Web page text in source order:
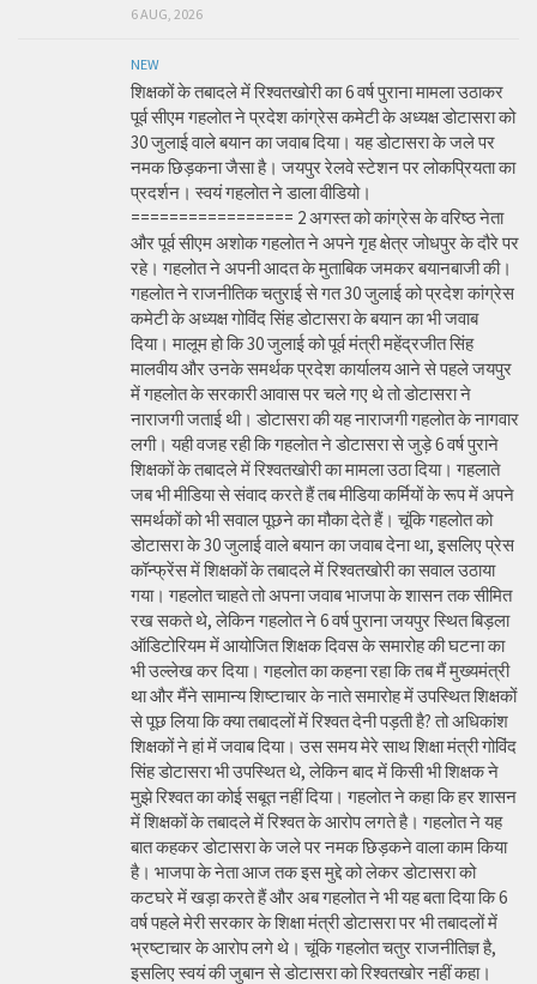
6 AUG, 2026
NEW
शिक्षकों के तबादले में रिश्वतखोरी का 6 वर्ष पुराना मामला उठाकर
पूर्व सीएम गहलोत ने प्रदेश कांग्रेस कमेटी के अध्यक्ष डोटासरा को
30 जुलाई वाले बयान का जवाब दिया। यह डोटासरा के जले पर
नमक छिड़कना जैसा है। जयपुर रेलवे स्टेशन पर लोकप्रियता का
प्रदर्शन। स्वयं गहलोत ने डाला वीडियो।
================= 2 अगस्त को कांग्रेस के वरिष्ठ नेता
और पूर्व सीएम अशोक गहलोत ने अपने गृह क्षेत्र जोधपुर के दौरे पर
रहे। गहलोत ने अपनी आदत के मुताबिक जमकर बयानबाजी की।
गहलोत ने राजनीतिक चतुराई से गत 30 जुलाई को प्रदेश कांग्रेस
कमेटी के अध्यक्ष गोविंद सिंह डोटासरा के बयान का भी जवाब
दिया। मालूम हो कि 30 जुलाई को पूर्व मंत्री महेंद्रजीत सिंह
मालवीय और उनके समर्थक प्रदेश कार्यालय आने से पहले जयपुर
में गहलोत के सरकारी आवास पर चले गए थे तो डोटासरा ने
नाराजगी जताई थी। डोटासरा की यह नाराजगी गहलोत के नागवार
लगी। यही वजह रही कि गहलोत ने डोटासरा से जुड़े 6 वर्ष पुराने
शिक्षकों के तबादले में रिश्वतखोरी का मामला उठा दिया। गहलाते
जब भी मीडिया से संवाद करते हैं तब मीडिया कर्मियों के रूप में अपने
समर्थकों को भी सवाल पूछने का मौका देते हैं। चूंकि गहलोत को
डोटासरा के 30 जुलाई वाले बयान का जवाब देना था, इसलिए प्रेस
कॉन्फ्रेंस में शिक्षकों के तबादले में रिश्वतखोरी का सवाल उठाया
गया। गहलोत चाहते तो अपना जवाब भाजपा के शासन तक सीमित
रख सकते थे, लेकिन गहलोत ने 6 वर्ष पुराना जयपुर स्थित बिड़ला
ऑडिटोरियम में आयोजित शिक्षक दिवस के समारोह की घटना का
भी उल्लेख कर दिया। गहलोत का कहना रहा कि तब मैं मुख्यमंत्री
था और मैंने सामान्य शिष्टाचार के नाते समारोह में उपस्थित शिक्षकों
से पूछ लिया कि क्या तबादलों में रिश्वत देनी पड़ती है? तो अधिकांश
शिक्षकों ने हां में जवाब दिया। उस समय मेरे साथ शिक्षा मंत्री गोविंद
सिंह डोटासरा भी उपस्थित थे, लेकिन बाद में किसी भी शिक्षक ने
मुझे रिश्वत का कोई सबूत नहीं दिया। गहलोत ने कहा कि हर शासन
में शिक्षकों के तबादले में रिश्वत के आरोप लगते है। गहलोत ने यह
बात कहकर डोटासरा के जले पर नमक छिड़कने वाला काम किया
है। भाजपा के नेता आज तक इस मुद्दे को लेकर डोटासरा को
कटघरे में खड़ा करते हैं और अब गहलोत ने भी यह बता दिया कि 6
वर्ष पहले मेरी सरकार के शिक्षा मंत्री डोटासरा पर भी तबादलों में
भ्रष्टाचार के आरोप लगे थे। चूंकि गहलोत चतुर राजनीतिज्ञ है,
इसलिए स्वयं की जुबान से डोटासरा को रिश्वतखोर नहीं कहा।